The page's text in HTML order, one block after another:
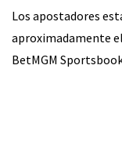
Los apostadores
aproximadamente
BetMGM